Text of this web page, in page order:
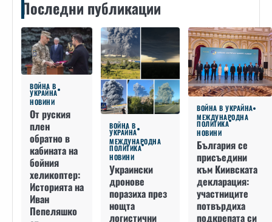
Последни публикации
ВОЙНА В
УКРАЙНА
НОВИНИ
От руския
плен
обратно в
кабината на
бойния
хеликоптер:
Историята на
Иван
Пепеляшко
ВОЙНА В
УКРАЙНА
МЕЖДУНАРОДНА
ПОЛИТИКА
НОВИНИ
Украински
дронове
поразиха през
нощта
логистични
ВОЙНА В УКРАЙНА
МЕЖДУНАРОДНА
ПОЛИТИКА
НОВИНИ
България се
присъедини
към Киивската
декларация:
участниците
потвърдиха
подкрепата си